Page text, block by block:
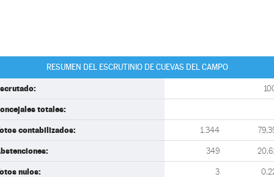
RESUMEN DEL ESCRUTINIO DE CUEVAS DEL CAMPO
totales:
contabilizados: 1.344
349
nulos: 3